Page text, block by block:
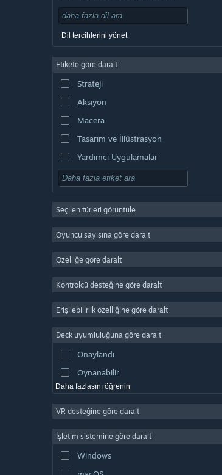
Dil tercihlerini yönet
Etikete göre daralt
Strateji
Aksiyon
Macera
Tasarım ve İllüstrasyon
Yardımcı Uygulamalar
Oynaması Ücretsiz
Devasa Çok Oyunculu
Basit Eğlence
Simülasyon
Video Prodüksiyonu
Fotoğraf Düzenleme
Seçilen türleri görüntüle
Oyuncu sayısına göre daralt
Özelliğe göre daralt
Kontrolcü desteğine göre daralt
Erişilebilirlik özelliğine göre daralt
Deck uyumluluğuna göre daralt
Onaylandı
Oynanabilir
Daha fazlasını öğrenin
VR desteğine göre daralt
İşletim sistemine göre daralt
Windows